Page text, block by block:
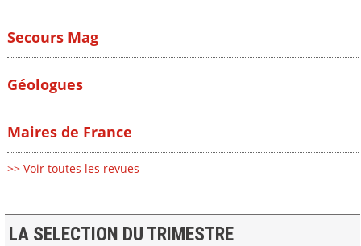
Secours Mag
Géologues
Maires de France
>> Voir toutes les revues
LA SELECTION DU TRIMESTRE